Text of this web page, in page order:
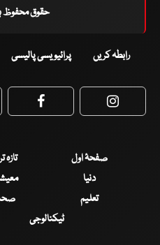
حقوق محفوظ
رابطہ کریں پرائیویسی پالیسی
Facebook
صفحۂ اول تازہ
دنیا
تعلیم
ٹیکنالوجی